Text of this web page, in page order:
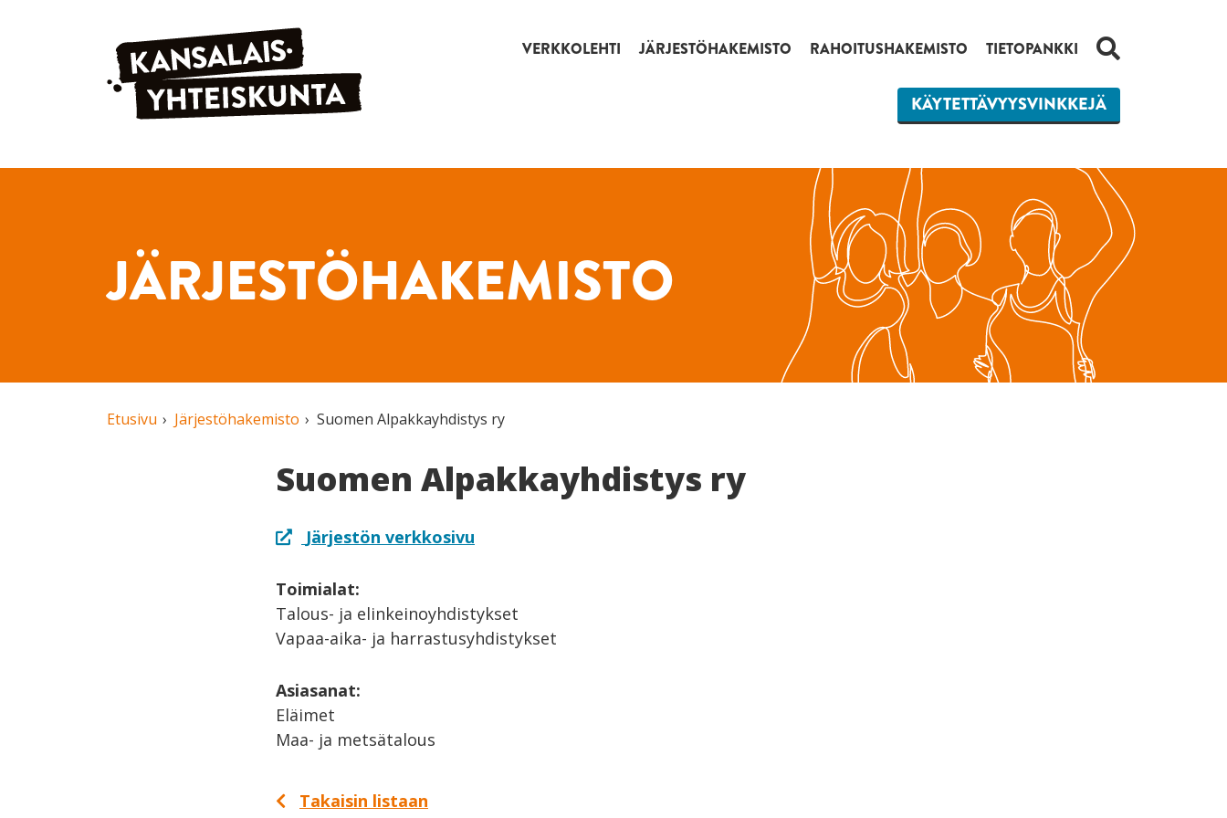
Siirry sisältöön VERKKOLEHTI JÄRJESTÖHAKEMISTO RAHOITUSHAKEMISTO TIETOPANKKI HAKU
KÄYTETTÄVYYSVINKKEJÄ
JÄRJESTÖHAKEMISTO
Etusivu Järjestöhakemisto Suomen Alpakkayhdistys ry
Suomen Alpakkayhdistys ry
Järjestön verkkosivu
Toimialat:
Talous- ja elinkeinoyhdistykset
Vapaa-aika- ja harrastusyhdistykset
Asiasanat:
Eläimet
Maa- ja metsätalous
Takaisin listaan